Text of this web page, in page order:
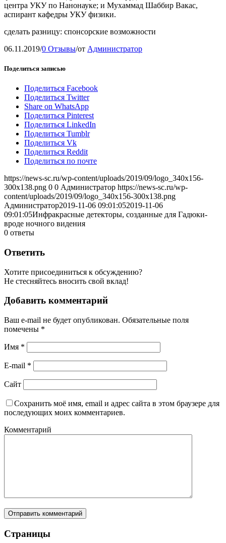
центра УКУ по Нанонауке; и Мухаммад Шаббир Вакас,
аспирант кафедры УКУ физики.
сделать разницу: спонсорские возможности
06.11.2019/0 Отзывы/от Администратор
Поделиться записью
Поделиться Facebook
Поделиться Twitter
Share on WhatsApp
Поделиться Pinterest
Поделиться LinkedIn
Поделиться Tumblr
Поделиться Vk
Поделиться Reddit
Поделиться по почте
https://news-sc.ru/wp-content/uploads/2019/09/logo_340x156-
300x138.png 0 0 Администратор https://news-sc.ru/wp-
content/uploads/2019/09/logo_340x156-300x138.png
Администратор2019-11-06 09:01:052019-11-06
09:01:05Инфракрасные детекторы, созданные для Гадюки-
вроде ночного видения
0 ответы
Ответить
Хотите присоединиться к обсуждению?
Не стесняйтесь вносить свой вклад!
Добавить комментарий
Ваш e-mail не будет опубликован. Обязательные поля
помечены *
Имя *
E-mail *
Сайт
Сохранить моё имя, email и адрес сайта в этом браузере для
последующих моих комментариев.
Комментарий
Страницы